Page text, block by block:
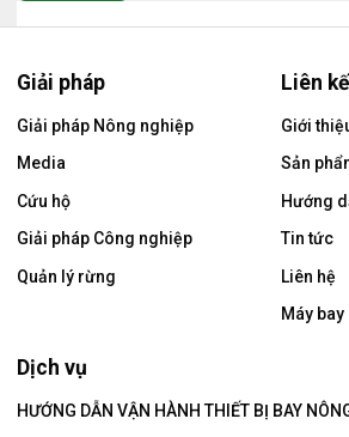
Giải pháp
Giải pháp Nông nghiệp
Media
Cứu hộ
Giải pháp Công nghiệp
Quản lý rừng
Dịch vụ
HƯỚNG DẪN VẬN HÀNH THIẾT BỊ BAY
Liên
Giới
Sản
Hướng
Tin tức
Liên hệ
Máy